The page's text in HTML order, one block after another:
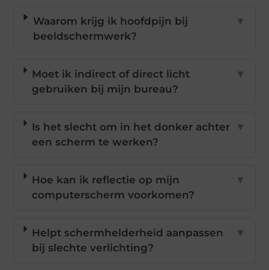
Waarom krijg ik hoofdpijn bij
beeldschermwerk?
▼
Moet ik indirect of direct licht
gebruiken bij mijn bureau?
▼
Is het slecht om in het donker achter
een scherm te werken?
▼
Hoe kan ik reflectie op mijn
computerscherm voorkomen?
▼
Helpt schermhelderheid aanpassen
bij slechte verlichting?
▼